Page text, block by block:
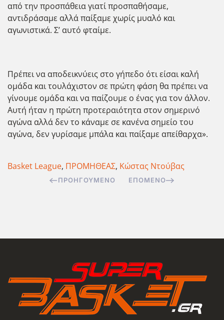
από την προσπάθεια γιατί προσπαθήσαμε,
αντιδράσαμε αλλά παίξαμε χωρίς μυαλό και
αγωνιστικά. Σ’ αυτό φταίμε.
Πρέπει να αποδεικνύεις στο γήπεδο ότι είσαι καλή
ομάδα και τουλάχιστον σε πρώτη φάση θα πρέπει να
γίνουμε ομάδα και να παίζουμε ο ένας για τον άλλον.
Αυτή ήταν η πρώτη προτεραιότητα στον σημερινό
αγώνα αλλά δεν το κάναμε σε κανένα σημείο του
αγώνα, δεν γυρίσαμε μπάλα και παίξαμε απείθαρχα».
Basket League, ΠΡΟΜΗΘΕΑΣ, Κώστας Ντούβας
ΠΡΟΗΓΟΎΜΕΝΟ ΕΠΌΜΕΝΟ